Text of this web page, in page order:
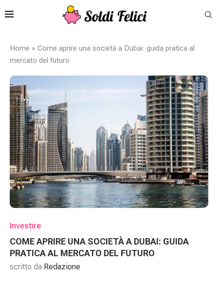
Home » Come aprire una società a Dubai: guida pratica al
mercato del futuro
Investire
COME APRIRE UNA SOCIETÀ A DUBAI: GUIDA
PRATICA AL MERCATO DEL FUTURO
scritto da Redazione